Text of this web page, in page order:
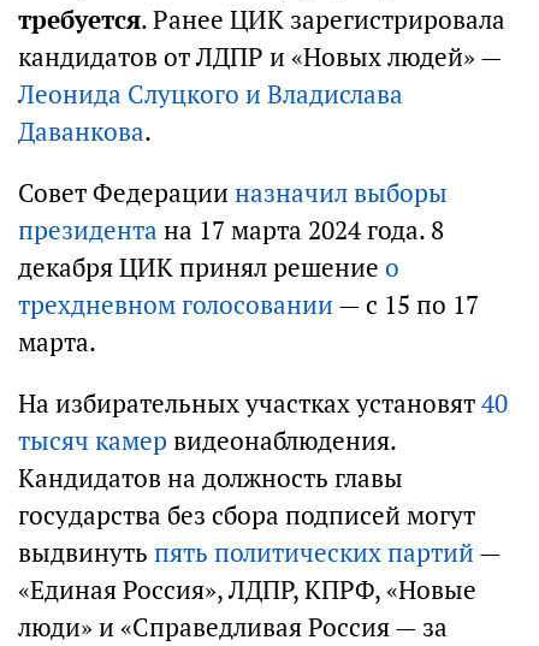
требуется. Ранее ЦИК зарегистрировала
кандидатов от ЛДПР и «Новых людей» —
Леонида Слуцкого и Владислава
Даванкова.
Совет Федерации назначил выборы
президента на 17 марта 2024 года. 8
декабря ЦИК принял решение о
трехдневном голосовании — с 15 по 17
марта.
На избирательных участках установят40
тысяч камер видеонаблюдения.
Кандидатов на должность главы
государства без сбора подписей могут
выдвинуть пять политических партий —
«Единая Россия», ЛДПР, КПРФ, «Новые
люди» и «Справедливая Россия — за